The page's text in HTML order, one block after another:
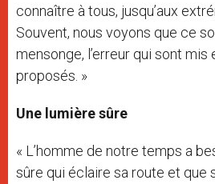
connaître à tous, jusqu’aux
Souvent, nous voyons que ce
mensonge, l’erreur qui sont mis
proposés. »
Une lumière sûre
« L’homme de notre temps a
sûre qui éclaire sa route et que